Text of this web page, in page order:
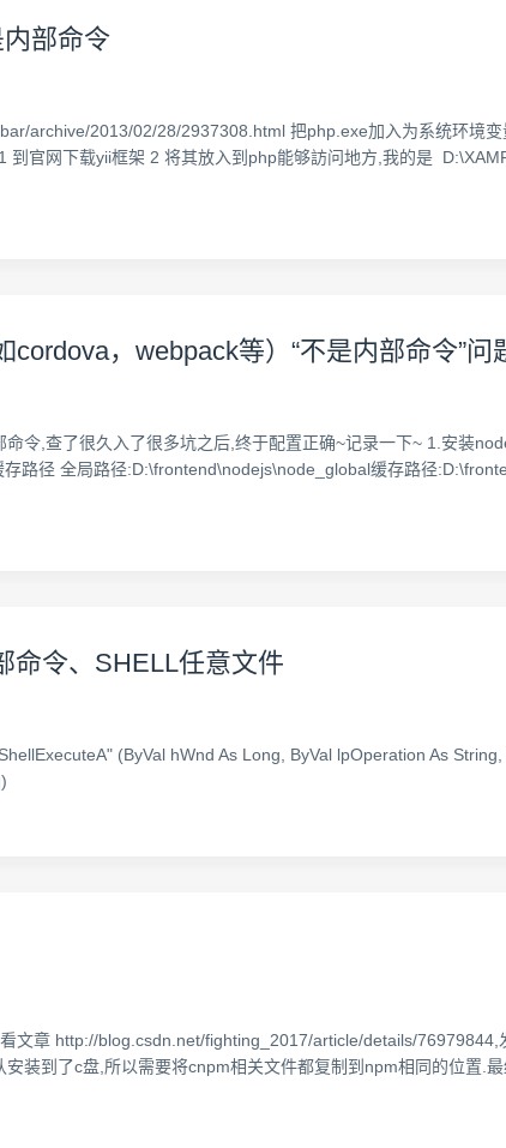
部命令
archive/2013/02/28/2937308.html 把php.exe加入为系统环境
官网下载yii框架 2 将其放入到php能够訪问地方,我的是
，webpack等）“不是内部命令”问
令,查了很久入了很多坑之后,终于配置正确~记录一下~ 1.安装
路径 全局路径:D:\frontend\nodejs\node_global缓存路径
命令、SHELL任意文件
(ByVal hWnd As Long, ByVal lpOperation As
文章 http://blog.csdn.net/fighting_2017/article/details/
装到了c盘,所以需要将cnpm相关文件都复制到npm相同的位置.